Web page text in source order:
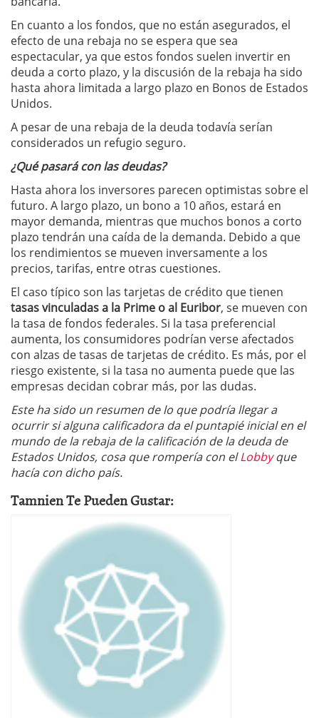
En cuanto a los fondos, que no están asegurados, el
efecto de una rebaja no se espera que sea
espectacular, ya que estos fondos suelen invertir en
deuda a corto plazo, y la discusión de la rebaja ha sido
hasta ahora limitada a largo plazo en Bonos de Estados
Unidos.
A pesar de una rebaja de la deuda todavía serían
considerados un refugio seguro.
¿Qué pasará con las deudas?
Hasta ahora los inversores parecen optimistas sobre el
futuro. A largo plazo, un bono a 10 años, estará en
mayor demanda, mientras que muchos bonos a corto
plazo tendrán una caída de la demanda. Debido a que
los rendimientos se mueven inversamente a los
precios, tarifas, entre otras cuestiones.
El caso típico son las tarjetas de crédito que tienen
tasas vinculadas a la Prime o al Euribor, se mueven con
la tasa de fondos federales. Si la tasa preferencial
aumenta, los consumidores podrían verse afectados
con alzas de tasas de tarjetas de crédito. Es más, por el
riesgo existente, si la tasa no aumenta puede que las
empresas decidan cobrar más, por las dudas.
Este ha sido un resumen de lo que podría llegar a
ocurrir si alguna calificadora da el puntapié inicial en el
mundo de la rebaja de la calificación de la deuda de
Estados Unidos, cosa que rompería con elLobbyque
hacía con dicho país.
Tamnien Te Pueden Gustar: